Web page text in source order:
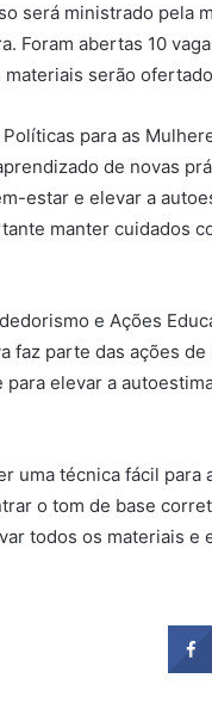
será ministrado pela
Foram abertas 10
serão
para as
de novas
estar e elevar a
manter cuidados
e Ações
faz parte das ações
para elevar a
uma técnica fácil para
o tom de base
todos os materiais e